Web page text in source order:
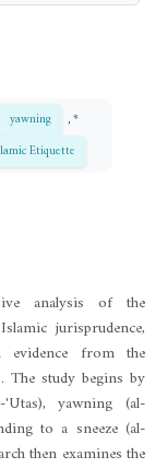
yawning
, *
Etiquette
analysis of the
jurisprudence,
evidence from the
The study begins by
yawning (al-
to a sneeze (al-
then examines the